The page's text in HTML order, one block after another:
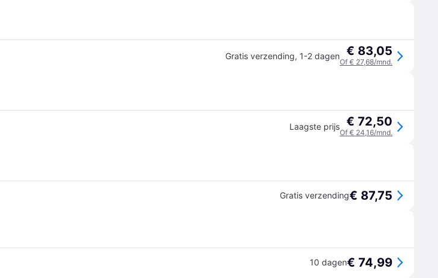
Gratis verzending, 1-2 dagen € 83,05
Of € 27,68/mnd.
Laagste prijs € 72,50
Of € 24,16/mnd.
Gratis verzending€ 87,75
10 dagen€ 74,99